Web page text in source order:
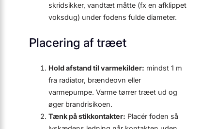
skridsikker, vandtæt måtte (fx en afklippet
voksdug) under fodens fulde diameter.
Placering af træet
Hold afstand til varme­kilder: mindst 1 m
fra radiator, brændeovn eller
varmepumpe. Varme tørrer træet ud og
øger brandrisikoen.
Tænk på stikkontakter: Placér foden så